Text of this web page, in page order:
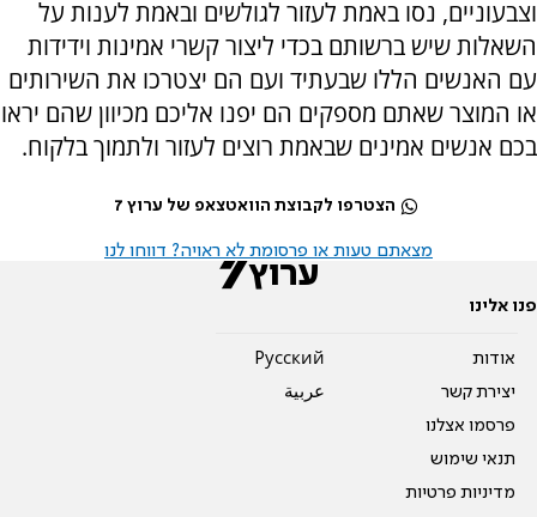
וצבעוניים, נסו באמת לעזור לגולשים ובאמת לענות על
השאלות שיש ברשותם בכדי ליצור קשרי אמינות וידידות
עם האנשים הללו שבעתיד ועם הם יצטרכו את השירותים
או המוצר שאתם מספקים הם יפנו אליכם מכיוון שהם יראו
בכם אנשים אמינים שבאמת רוצים לעזור ולתמוך בלקוח.
הצטרפו לקבוצת הוואטצאפ של ערוץ 7
מצאתם טעות או פרסומת לא ראויה? דווחו לנו
פנו אלינו
אודות
יצירת קשר
פרסמו אצלנו
תנאי שימוש
מדיניות פרטיות
Pусский
عربية